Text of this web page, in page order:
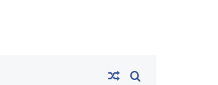
Random Article